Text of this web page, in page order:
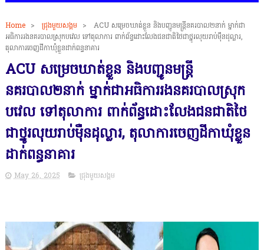
Home > ជ្រុងមួយសង្គម >
ACU សម្រេចឃាត់ខ្លួន និងបញ្ជូនមន្រ្តីនគរបាល២នាក់ ម្នាក់ជា
អធិការរងនគរបាលស្រុកបវេល ទៅតុលាការ ពាក់ព័ន្ធដោះលែងជនជាតិថៃជាថ្នូរលុយរាប់ម៉ឺនដុល្លារ,
តុលាការចេញដីកាឃុំខ្លួនដាក់ពន្ធនាគារ
ACU សម្រេចឃាត់ខ្លួន និងបញ្ជូនមន្រ្តី
នគរបាល២នាក់ ម្នាក់ជាអធិការរងនគរបាលស្រុក
បវេល ទៅតុលាការ ពាក់ព័ន្ធដោះលែងជនជាតិថៃ
ជាថ្នូរលុយរាប់ម៉ឺនដុល្លារ, តុលាការចេញដីកាឃុំខ្លួន
ដាក់ពន្ធនាគារ
May 26, 2025 ជ្រុងមួយសង្គម